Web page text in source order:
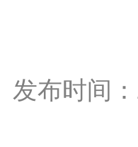
发布时间